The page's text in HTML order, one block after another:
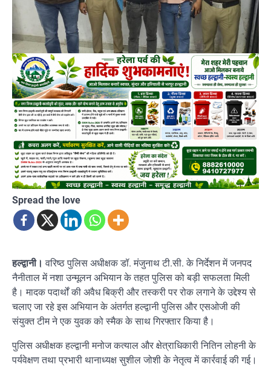
Spread the love
हल्द्वानी।वरिष्ठ पुलिस अधीक्षक डॉ. मंजुनाथ टी.सी. के निर्देशन में जनपद
नैनीताल में नशा उन्मूलन अभियान के तहत पुलिस को बड़ी सफलता मिली
है। मादक पदार्थों की अवैध बिक्री और तस्करी पर रोक लगाने के उद्देश्य से
चलाए जा रहे इस अभियान के अंतर्गत हल्द्वानी पुलिस और एसओजी की
संयुक्त टीम ने एक युवक को स्मैक के साथ गिरफ्तार किया है।
पुलिस अधीक्षक हल्द्वानी मनोज कत्याल और क्षेत्राधिकारी नितिन लोहनी के
पर्यवेक्षण तथा प्रभारी थानाध्यक्ष सुशील जोशी के नेतृत्व में कार्रवाई की गई।